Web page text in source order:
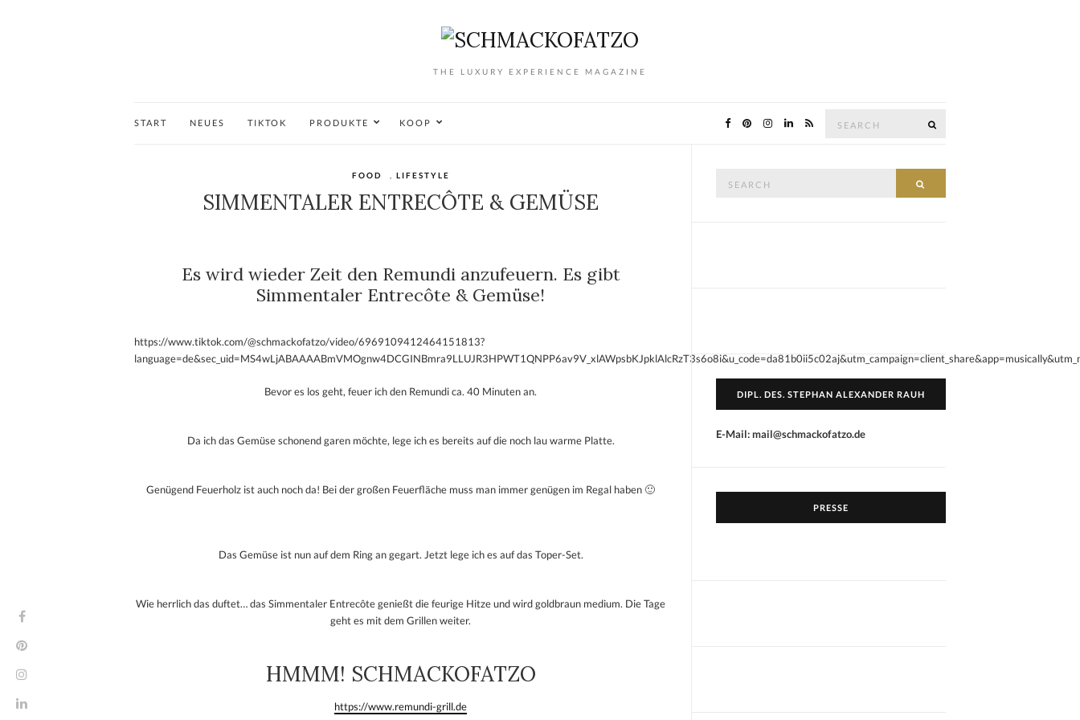
THE LUXURY EXPERIENCE MAGAZINE
START NEUES TIKTOK PRODUKTE KOOP
FOOD LIFESTYLE
SIMMENTALER ENTRECÔTE & GEMÜSE
Es wird wieder Zeit den Remundi anzufeuern. Es gibt
Simmentaler Entrecôte & Gemüse!
https://www.tiktok.com/@schmackofatzo/video/6969109412464151813?
Bevor es los geht, feuer ich den Remundi ca. 40 Minuten an.
Da ich das Gemüse schonend garen möchte, lege ich es bereits auf die noch lau warme Platte.
Genügend Feuerholz ist auch noch da! Bei der großen Feuerfläche muss man immer genügen im Regal haben 🙂
Das Gemüse ist nun auf dem Ring an gegart. Jetzt lege ich es auf das Toper-Set.
Wie herrlich das duftet… das Simmentaler Entrecôte genießt die feurige Hitze und wird goldbraun medium. Die Tage
geht es mit dem Grillen weiter.
HMMM! SCHMACKOFATZO
https://www.remundi-grill.de
DIPL. DES. STEPHAN ALEXANDER RAUH
E-Mail: mail@schmackofatzo.de
PRESSE